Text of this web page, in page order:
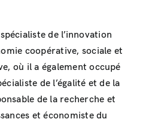
de l’innovation
coopérative, sociale et
où il a également occupé
de l’égalité et de la
de la recherche et
et économiste du